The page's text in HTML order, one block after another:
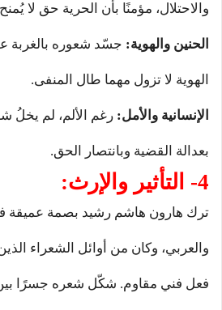
والاحتلال، مؤمنًا بأن الحرية حق لا
الحنين والهوية: جسّد شعوره بالغربة
الهوية لا تزول مهما طال المنفى.
الإنسانية والأمل: رغم الألم، لم يخلُ
بعدالة القضية وبانتصار الحق.
4- التأثير والإرث:
ترك هارون هاشم رشيد بصمة عميقة
والعربي، وكان من أوائل الشعراء
فعل فني مقاوم. شكّل شعره جسرًا